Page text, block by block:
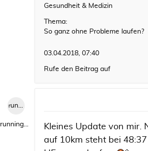
Gesundheit & Medizin
Thema:
So ganz ohne Probleme laufen?
03.04.2018, 07:40
Rufe den Beitrag auf
runningwild1
runningwild1
Kleines Update von mir.
auf 10km steht bei